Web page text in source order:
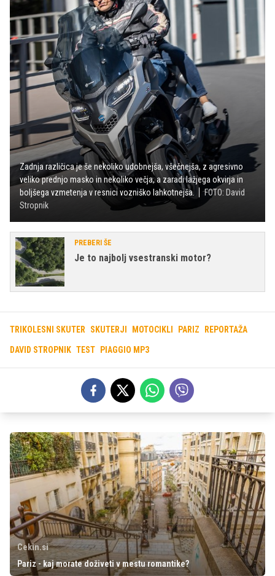
Zadnja različica je še nekoliko udobnejša, všečnejša, z agresivno
veliko prednjo masko in nekoliko večja, a zaradi lažjega okvirja in
boljšega vzmetenja v resnici vozniško lahkotnejša.
FOTO: David
Stropnik
PREBERI ŠE
Je to najbolj vsestranski motor?
TRIKOLESNI SKUTER SKUTERJI MOTOCIKLI PARIZ REPORTAŽA
DAVID STROPNIK TEST PIAGGIO MP3
Cekin.si
Pariz - kaj morate doživeti v mestu romantike?